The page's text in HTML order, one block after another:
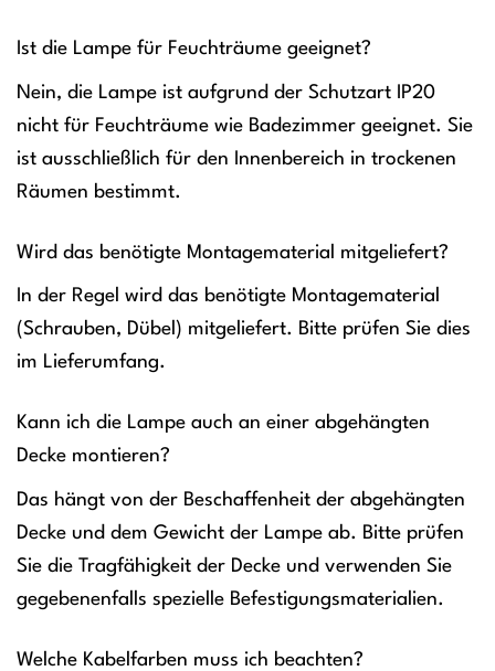
Ist die Lampe für Feuchträume geeignet?
Nein, die Lampe ist aufgrund der Schutzart IP20
nicht für Feuchträume wie Badezimmer geeignet. Sie
ist ausschließlich für den Innenbereich in trockenen
Räumen bestimmt.
Wird das benötigte Montagematerial mitgeliefert?
In der Regel wird das benötigte Montagematerial
(Schrauben, Dübel) mitgeliefert. Bitte prüfen Sie dies
im Lieferumfang.
Kann ich die Lampe auch an einer abgehängten
Decke montieren?
Das hängt von der Beschaffenheit der abgehängten
Decke und dem Gewicht der Lampe ab. Bitte prüfen
Sie die Tragfähigkeit der Decke und verwenden Sie
gegebenenfalls spezielle Befestigungsmaterialien.
Welche Kabelfarben muss ich beachten?